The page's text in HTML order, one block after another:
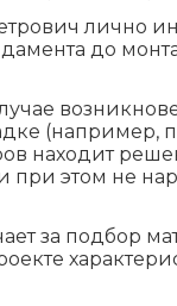
лично
до
(например,
находит
при этом не
за подбор